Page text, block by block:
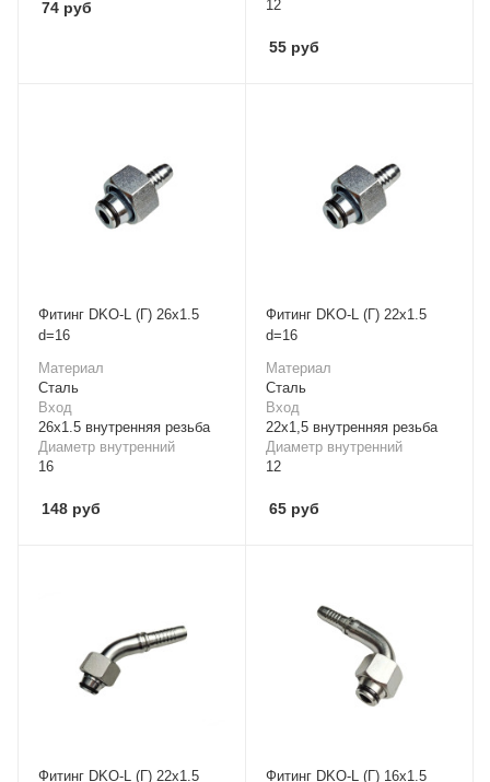
74 руб
12
55 руб
Фитинг DKO-L (Г) 26x1.5
d=16
Материал
Cталь
Вход
26x1.5 внутренняя резьба
Диаметр внутренний
16
148 руб
Фитинг DKO-L (Г) 22x1.5
d=16
Материал
Cталь
Вход
22х1,5 внутренняя резьба
Диаметр внутренний
12
65 руб
Фитинг DKO-L (Г) 22x1.5
Фитинг DKO-L (Г) 16x1.5